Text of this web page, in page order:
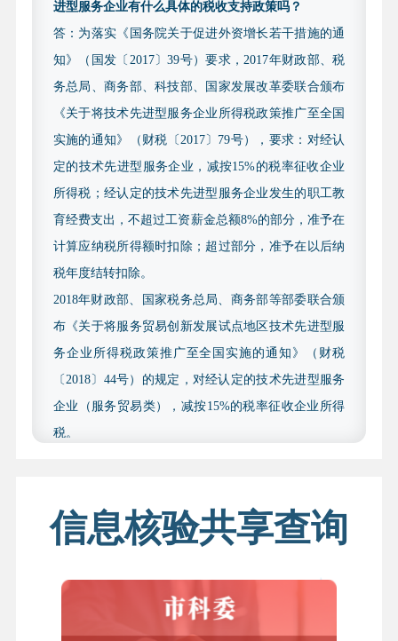
的研发费用专项审计报告，包括以下几类：研发费用
研发费用专项审计报告、或依照《高新技术企业认定
管理工作指引》（国科发火〔2016〕195 号）中研发费
用有关要求制定的、用于专精特新申报的专项审计报
进型服务企业有什么具体的税收支持政策吗？
答：为落实《国务院关于促进外资增长若干措施的通
知》（国发〔2017〕39号）要求，2017年财政部、税
务总局、商务部、科技部、国家发展改革委联合颁布
《关于将技术先进型服务企业所得税政策推广至全国
实施的通知》（财税〔2017〕79号），要求：对经认
定的技术先进型服务企业，减按15%的税率征收企业
所得税；经认定的技术先进型服务企业发生的职工教
育经费支出，不超过工资薪金总额8%的部分，准予在
计算应纳税所得额时扣除；超过部分，准予在以后纳
税年度结转扣除。
2018年财政部、国家税务总局、商务部等部委联合颁
布《关于将服务贸易创新发展试点地区技术先进型服
务企业所得税政策推广至全国实施的通知》（财税
〔2018〕44号）的规定，对经认定的技术先进型服务
企业（服务贸易类），减按15%的税率征收企业所得
税。
获得技术先进型服务企业资质认定后，资格有效期为
自认定当年起3个自然年度，期满后重新申请认定，
2.哪些企业可以申请认定技术先进型服务企业？
信息核验共享查询